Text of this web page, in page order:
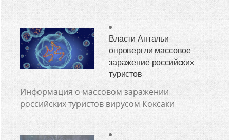
Власти Антальи
опровергли массовое
заражение российских
туристов
Информация о массовом заражении
российских туристов вирусом Коксаки